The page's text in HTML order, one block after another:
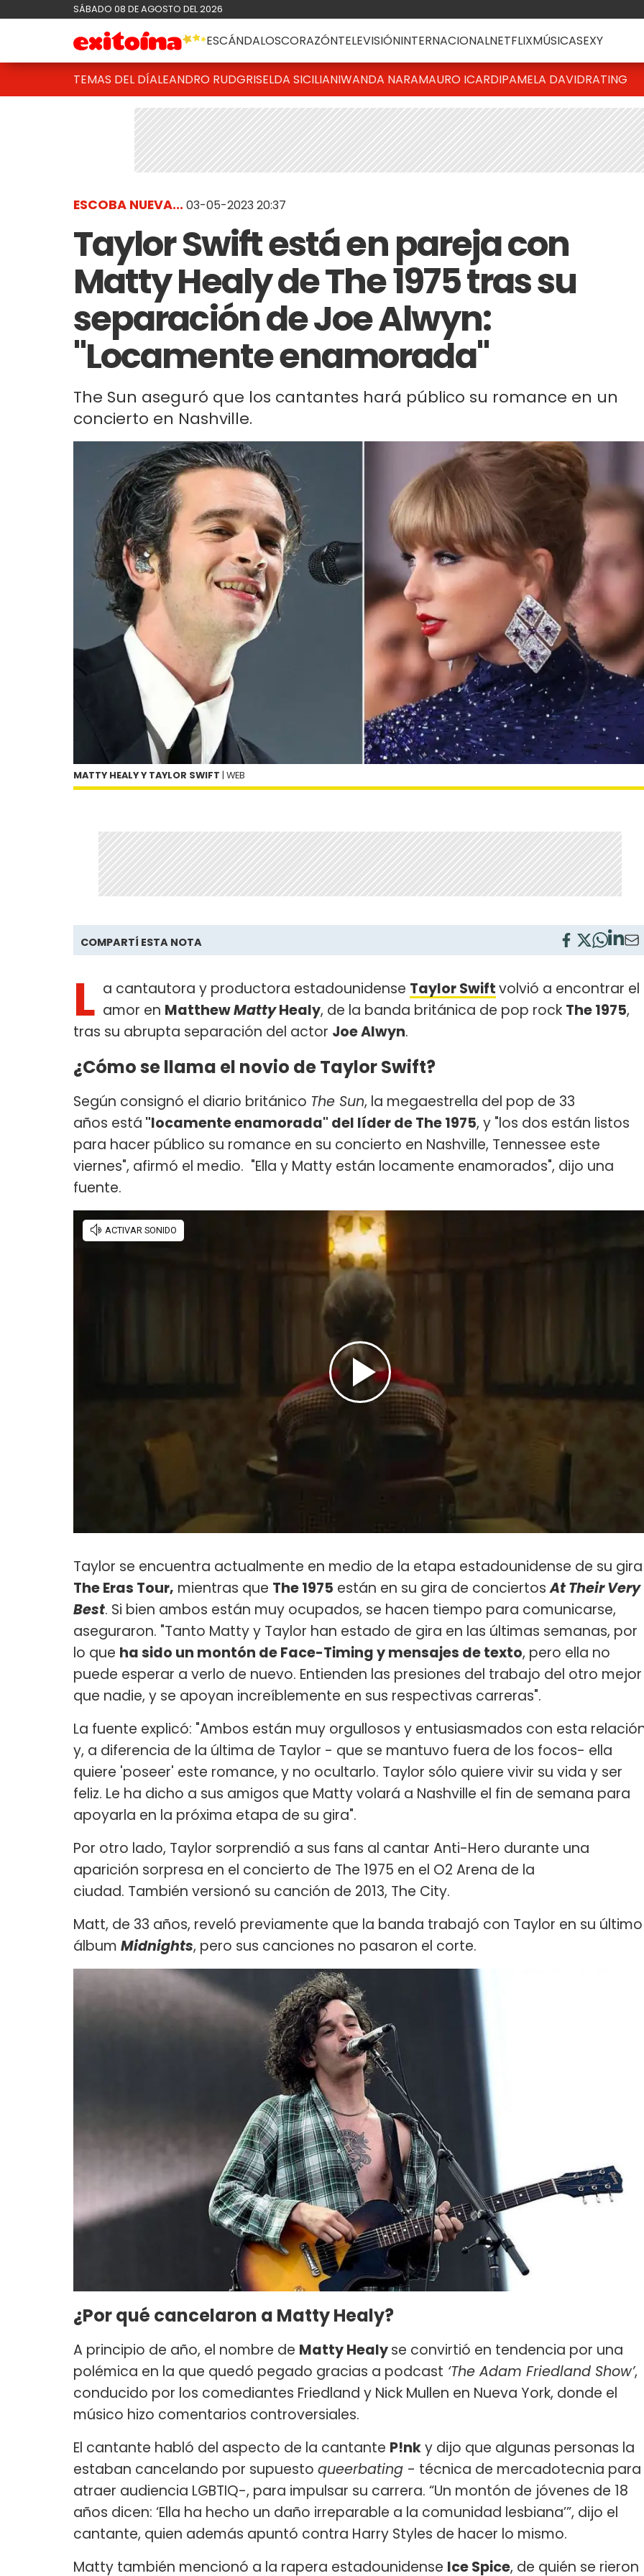
SÁBADO 08 DE AGOSTO DEL 2026
ESCÁNDALOSCORAZÓNTELEVISIÓNINTERNACIONALNETFLIXMÚSICASEXY
TEMAS DEL DÍALEANDRO RUDGRISELDA SICILIANIWANDA NARAMAURO ICARDIPAMELA DAVIDRATING
ESCOBA NUEVA... 03-05-2023 20:37
Taylor Swift está en pareja con
Matty Healy de The 1975 tras su
separación de Joe Alwyn:
"Locamente enamorada"
The Sun aseguró que los cantantes hará público su romance en un
concierto en Nashville.
MATTY HEALY Y TAYLOR SWIFT | WEB
COMPARTÍ ESTA NOTA
L a cantautora y productora estadounidense Taylor Swiftvolvió a encontrar el
amor en MatthewMattyHealy, de la banda británica de pop rock The 1975,
tras su abrupta separación del actor Joe Alwyn.
¿Cómo se llama el novio de Taylor Swift?
Según consignó el diario británico The Sun, la megaestrella del pop de 33
años está "locamente enamorada" del líder de The 1975, y "los dos están listos
para hacer público su romance en su concierto en Nashville, Tennessee este
viernes", afirmó el medio. "Ella y Matty están locamente enamorados", dijo una
fuente.
Taylor se encuentra actualmente en medio de la etapa estadounidense de su gira
The Eras Tour, mientras que The 1975 están en su gira de conciertosAt Their Very
Best. Si bien ambos están muy ocupados, se hacen tiempo para comunicarse,
aseguraron. "Tanto Matty y Taylor han estado de gira en las últimas semanas, por
lo que ha sido un montón de Face-Timing y mensajes de texto, pero ella no
puede esperar a verlo de nuevo. Entienden las presiones del trabajo del otro mejor
que nadie, y se apoyan increíblemente en sus respectivas carreras".
La fuente explicó: "Ambos están muy orgullosos y entusiasmados con esta
y, a diferencia de la última de Taylor - que se mantuvo fuera de los focos- ella
quiere 'poseer' este romance, y no ocultarlo. Taylor sólo quiere vivir su vida y ser
feliz. Le ha dicho a sus amigos que Matty volará a Nashville el fin de semana para
apoyarla en la próxima etapa de su gira".
Por otro lado, Taylor sorprendió a sus fans al cantar Anti-Hero durante una
aparición sorpresa en el concierto de The 1975 en el O2 Arena de la
ciudad. También versionó su canción de 2013, The City.
Matt, de 33 años, reveló previamente que la banda trabajó con Taylor en su último
álbum Midnights, pero sus canciones no pasaron el corte.
¿Por qué cancelaron a Matty Healy?
A principio de año, el nombre de Matty Healyse convirtió en tendencia por una
polémica en la que quedó pegado gracias a podcast ‘The Adam Friedland Show’,
conducido por los comediantes Friedland y Nick Mullen en Nueva York, donde el
músico hizo comentarios controversiales.
El cantante habló del aspecto de la cantante P!nky dijo que algunas personas la
estaban cancelando por supuesto queerbating - técnica de mercadotecnia para
atraer audiencia LGBTIQ-, para impulsar su carrera. “Un montón de jóvenes de 18
años dicen: ‘Ella ha hecho un daño irreparable a la comunidad lesbiana’”, dijo el
cantante, quien además apuntó contra Harry Styles de hacer lo mismo.
Matty también mencionó a la rapera estadounidense Ice Spice, de quién se rieron